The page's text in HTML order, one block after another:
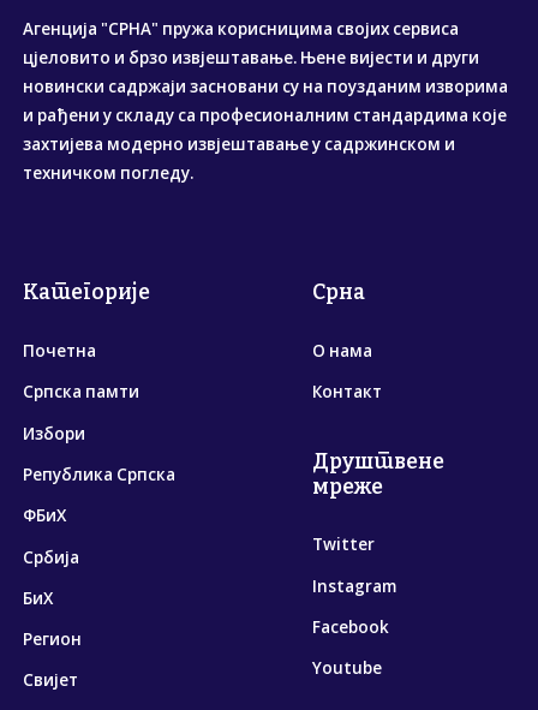
Агенција "СРНА" пружа корисницима својих сервиса
цјеловито и брзо извјештавање. Њене вијести и други
новински садржаји засновани су на поузданим изворима
и рађени у складу са професионалним стандардима које
захтијева модерно извјештавање у садржинском и
техничком погледу.
Категорије
Почетна
Српска памти
Избори
Република Српска
ФБиХ
Србија
БиХ
Регион
Свијет
Срна
О нама
Контакт
Друштвене
мреже
Twitter
Instagram
Facebook
Youtube